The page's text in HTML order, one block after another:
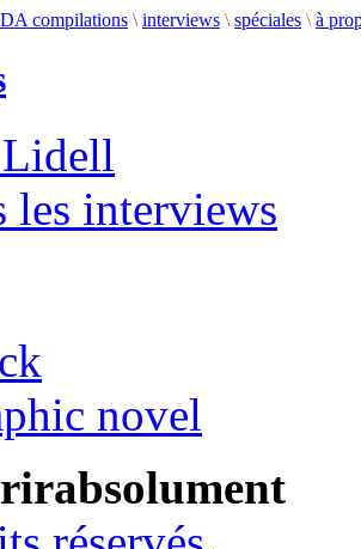
compilations \ interviews \ spéciales \ à
les interviews
novel